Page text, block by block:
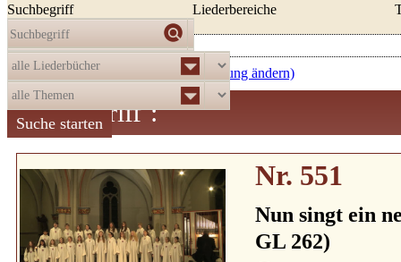
Suchbegriff Liederbereiche
Die Auswahlergab521Treffer:
aufsteigend nach Nummer (Sortierung ändern)
Suchbegriff :
Nr. 551
Nun singt ein
GL 262)